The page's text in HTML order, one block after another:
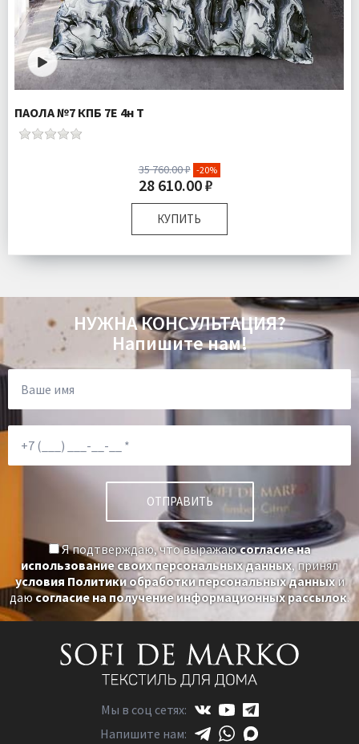
ПАОЛА №7 КПБ 7Е 4н Т
35 760.00 ₽ -20%
28 610.00 ₽
КУПИТЬ
Размер:
Семейный
Тенсель
Доставка:
Бесплатно
НУЖНА КОНСУЛЬТАЦИЯ?
Напишите нам!
Я подтверждаю, что выражаюсогласие на
использование своих персональных данных, принял
условия Политики обработки персональных данныхи
даюсогласие на получение информационных рассылок.
Мы в соц сетях:
Напишите нам: